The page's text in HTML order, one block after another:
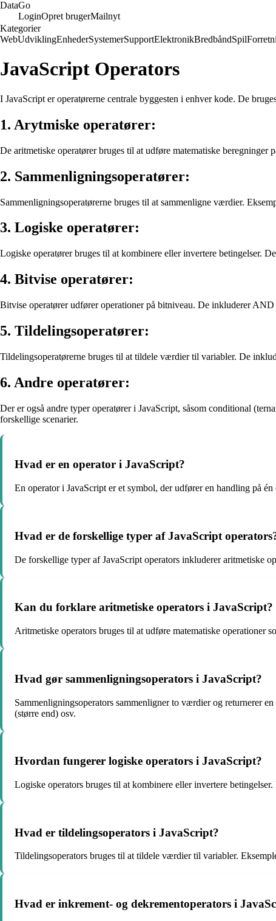
DataGo
LoginOpret brugerMailnyt
Kategorier
WebUdviklingEnhederSystemerSupportElektronikBredbåndSpil
JavaScript Operators
I JavaScript er operatørerne centrale byggesten i enhver kode. De
1. Arytmiske operatører:
De aritmetiske operatører bruges til at udføre matematiske
2. Sammenligningsoperatører:
Sammenligningsoperatørerne bruges til at sammenligne værdier.
3. Logiske operatører:
Logiske operatører bruges til at kombinere eller invertere
4. Bitvise operatører:
Bitvise operatører udfører operationer på bitniveau. De inkluderer
5. Tildelingsoperatører:
Tildelingsoperatørerne bruges til at tildele værdier til variabler. De
6. Andre operatører:
Der er også andre typer operatører i JavaScript, såsom conditional
forskellige scenarier.
Hvad er en operator i JavaScript?
En operator i JavaScript er et symbol, der udfører en handling på
Hvad er de forskellige typer af JavaScript
De forskellige typer af JavaScript operators inkluderer aritmetiske
Kan du forklare aritmetiske operators i JavaScript?
Aritmetiske operators bruges til at udføre matematiske
Hvad gør sammenligningsoperators i JavaScript?
Sammenligningsoperators sammenligner to værdier og returnerer
(større end) osv.
Hvordan fungerer logiske operators i JavaScript?
Logiske operators bruges til at kombinere eller invertere
Hvad er tildelingsoperators i JavaScript?
Tildelingsoperators bruges til at tildele værdier til variabler.
Hvad er inkrement- og dekrementoperators i